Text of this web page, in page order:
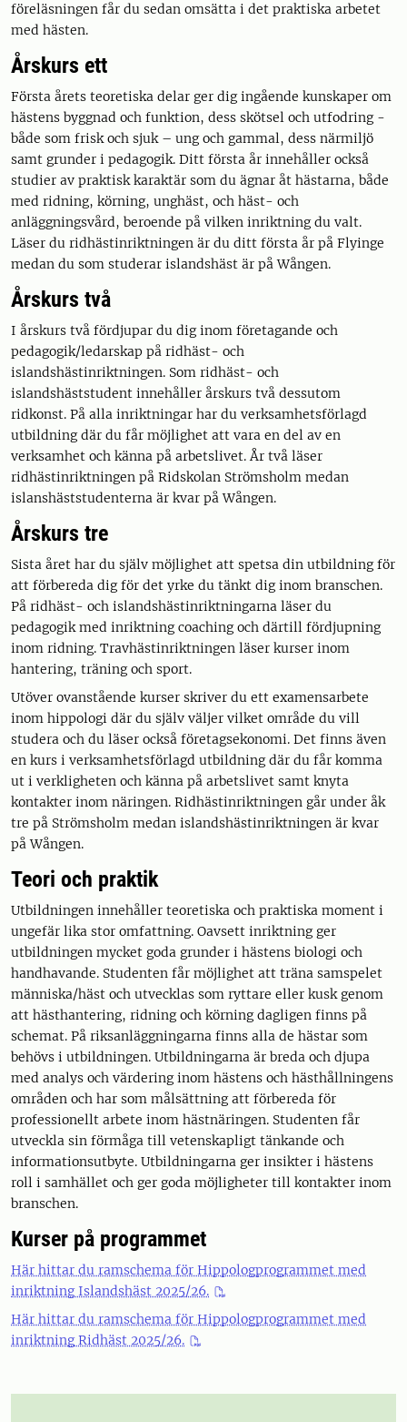
föreläsningen får du sedan omsätta i det praktiska arbetet
med hästen.
Årskurs ett
Första årets teoretiska delar ger dig ingående kunskaper om
hästens byggnad och funktion, dess skötsel och utfodring -
både som frisk och sjuk – ung och gammal, dess närmiljö
samt grunder i pedagogik. Ditt första år innehåller också
studier av praktisk karaktär som du ägnar åt hästarna, både
med ridning, körning, unghäst, och häst- och
anläggningsvård, beroende på vilken inriktning du valt.
Läser du ridhästinriktningen är du ditt första år på Flyinge
medan du som studerar islandshäst är på Wången.
Årskurs två
I årskurs två fördjupar du dig inom företagande och
pedagogik/ledarskap på ridhäst- och
islandshästinriktningen. Som ridhäst- och
islandshäststudent innehåller årskurs två dessutom
ridkonst. På alla inriktningar har du verksamhetsförlagd
utbildning där du får möjlighet att vara en del av en
verksamhet och känna på arbetslivet. År två läser
ridhästinriktningen på Ridskolan Strömsholm medan
islanshäststudenterna är kvar på Wången.
Årskurs tre
Sista året har du själv möjlighet att spetsa din utbildning för
att förbereda dig för det yrke du tänkt dig inom branschen.
På ridhäst- och islandshästinriktningarna läser du
pedagogik med inriktning coaching och därtill fördjupning
inom ridning. Travhästinriktningen läser kurser inom
hantering, träning och sport.
Utöver ovanstående kurser skriver du ett examensarbete
inom hippologi där du själv väljer vilket område du vill
studera och du läser också företagsekonomi. Det finns även
en kurs i verksamhetsförlagd utbildning där du får komma
ut i verkligheten och känna på arbetslivet samt knyta
kontakter inom näringen. Ridhästinriktningen går under åk
tre på Strömsholm medan islandshästinriktningen är kvar
på Wången.
Teori och praktik
Utbildningen innehåller teoretiska och praktiska moment i
ungefär lika stor omfattning. Oavsett inriktning ger
utbildningen mycket goda grunder i hästens biologi och
handhavande. Studenten får möjlighet att träna samspelet
människa/häst och utvecklas som ryttare eller kusk genom
att hästhantering, ridning och körning dagligen finns på
schemat. På riksanläggningarna finns alla de hästar som
behövs i utbildningen. Utbildningarna är breda och djupa
med analys och värdering inom hästens och hästhållningens
områden och har som målsättning att förbereda för
professionellt arbete inom hästnäringen. Studenten får
utveckla sin förmåga till vetenskapligt tänkande och
informationsutbyte. Utbildningarna ger insikter i hästens
roll i samhället och ger goda möjligheter till kontakter inom
branschen.
Kurser på programmet
Här hittar du ramschema för Hippologprogrammet med
inriktning Islandshäst 2025/26.
Här hittar du ramschema för Hippologprogrammet med
inriktning Ridhäst 2025/26.